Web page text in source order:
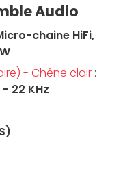
Audio
chaine HiFi,
- Chêne clair :
22 KHz